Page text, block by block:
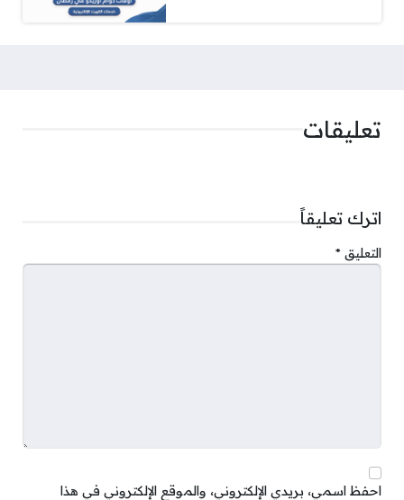
تعليقات
اترك تعليقاً
التعليق *
احفظ اسمي، بريدي الإلكتروني، والموقع الإلكتروني في هذا